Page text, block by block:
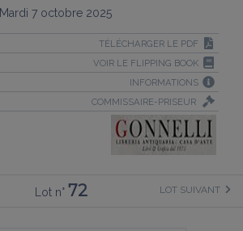
Mardi 7 octobre 2025
TÉLÉCHARGER LE PDF
VOIR LE FLIPPING BOOK
INFORMATIONS
COMMISSAIRE-PRISEUR
Lot n° 72 LOT SUIVANT